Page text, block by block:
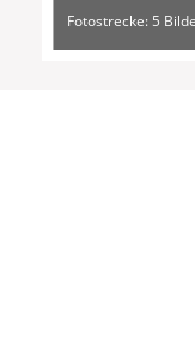
Fotostrecke: 5